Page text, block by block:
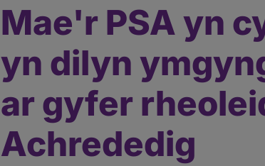
Mae'r PSA yn
yn dilyn
ar gyfer
Achrededig